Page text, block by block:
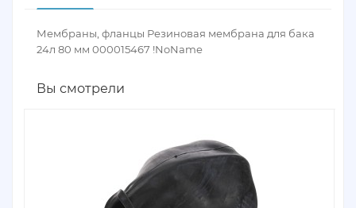
Мембраны, фланцы Резиновая мембрана для бака
24л 80 мм 000015467 !NoName
Вы смотрели